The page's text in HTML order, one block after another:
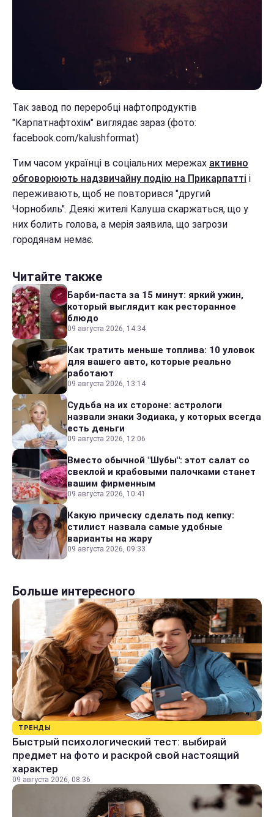
Так завод по переробці нафтопродуктів
"Карпатнафтохім" виглядає зараз (фото:
facebook.com/kalushformat)
Тим часом українці в соціальних мережах активно
обговорюють надзвичайну подію на Прикарпатті і
переживають, щоб не повторився "другий
Чорнобиль". Деякі жителі Калуша скаржаться, що у
них болить голова, а мерія заявила, що загрози
городянам немає.
Читайте также
Барби-паста за 15 минут: яркий ужин,
который выглядит как ресторанное
блюдо
09 августа 2026, 14:34
Как тратить меньше топлива: 10 уловок
для вашего авто, которые реально
работают
09 августа 2026, 13:14
Судьба на их стороне: астрологи
назвали знаки Зодиака, у которых всегда
есть деньги
09 августа 2026, 12:06
Вместо обычной "Шубы": этот салат со
свеклой и крабовыми палочками станет
вашим фирменным
09 августа 2026, 10:41
Какую прическу сделать под кепку:
стилист назвала самые удобные
варианты на жару
09 августа 2026, 09:33
Больше интересного
ТРЕНДЫ
Быстрый психологический тест: выбирай
предмет на фото и раскрой свой настоящий
характер
09 августа 2026, 08:36